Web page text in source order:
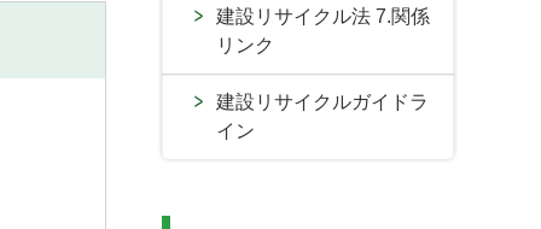
建設リサイクル法 7.関係
リンク
建設リサイクルガイドラ
イン